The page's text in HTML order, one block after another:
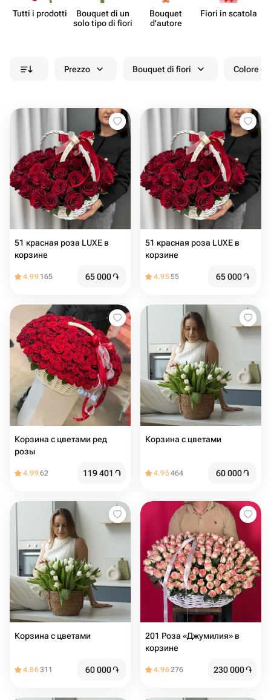
Tutti i prodotti
Bouquet di un
solo tipo di fiori
Bouquet
d'autore
Fiori in scatola
Prezzo Bouquet di fiori Colore
51 красная роза LUXE в
корзине
4.99 165 65 000֏
51 красная роза LUXE в
корзине
4.9555 65 000֏
Корзина с цветами ред
розы
4.9962 119 401 ֏
Корзина с цветами ️
4.95464 60 000֏
Корзина с цветами ️
4.86311 60 000֏
201 Роза «Джумилия» в
корзине
4.96276 230 000֏